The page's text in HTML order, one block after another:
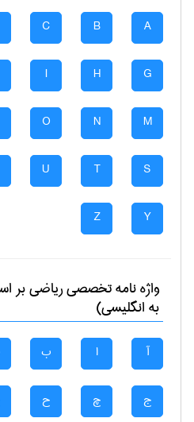
A
B
C
G
H
I
M
N
O
S
T
U
Y
Z
واژه نامه تخصصیرياضیبر
به انگلیسی)
آ ا ب
ج چ ح